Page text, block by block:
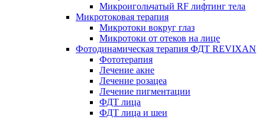
Микроигольчатый RF лифтинг тела
Микротоковая терапия
Микротоки вокруг глаз
Микротоки от отеков на лице
Фотодинамическая терапия ФДТ REVIXAN
Фототерапия
Лечение акне
Лечение розацеа
Лечение пигментации
ФДТ лица
ФДТ лица и шеи